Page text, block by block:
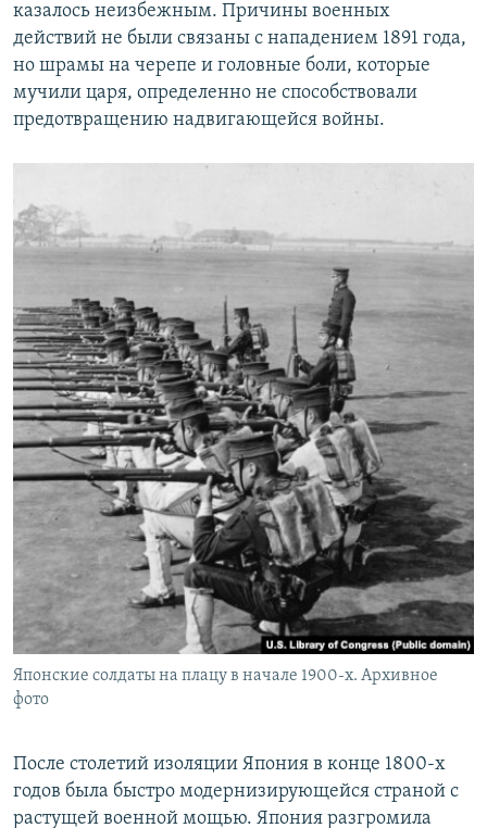
казалось неизбежным. Причины военных
действий не были связаны с нападением 1891 года,
но шрамы на черепе и головные боли, которые
мучили царя, определенно не способствовали
предотвращению надвигающейся войны.
Японские солдаты на плацу в начале 1900-х. Архивное
фото
После столетий изоляции Япония в конце 1800-х
годов была быстро модернизирующейся страной с
растущей военной мощью. Япония разгромила